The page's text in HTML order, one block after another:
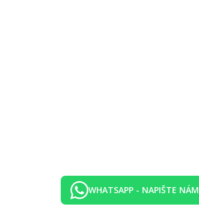
WHATSAPP - NAPIŠTE NÁM